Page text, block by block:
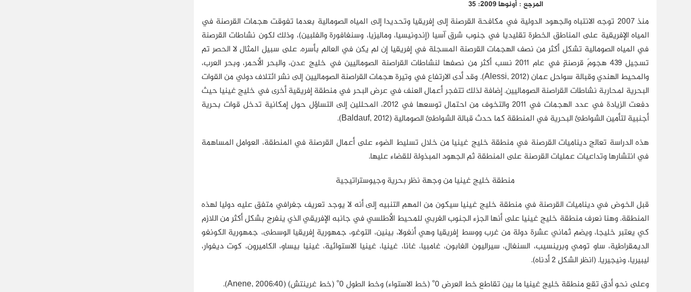
المرجع : أونوها 2009: 35
منذ 2007 توجه الانتباه والجهود الدولية في مكافحة القرصنة إلى إفريقيا وتحديدا إلى المياه الصومالية بعدما تفوقت هجمات القرصنة في
المياه الإفريقية على المناطق الخطرة تقليديا في جنوب شرق آسيا (إندونيسيا، وماليزيا، وسنغافورة والفلبين)، وذلك لكون نشاطات القرصنة
في المياه الصومالية تشكل أكثر من نصف الهجمات القرصنة المسجلة في إفريقيا إن لم يكن في العالم بأسره. على سبيل المثال لا الحصر تم
تسجيل 439 هجومَ قرصنةٍ في عام 2011 نسب أكثر من نصفها لنشاطات القراصنة الصوماليين في خليج عدن، والبحر الأحمر، وبحر العرب،
والمحيط الهندي وقبالة سواحل عمان (Alessi, 2012). وقد أدى الارتفاع في وتيرة هجمات القراصنة الصوماليين إلى نشر ائتلاف دولي من القوات
البحرية لمحاربة نشاطات القراصنة الصوماليين. إضافة لذلك تتفجر أعمال العنف في عرض البحر في منطقة إفريقية أخرى في خليج غينيا حيث
دفعت الزيادة في عدد الهجمات في 2011 والتخوف من احتمال توسعها في 2012، المحللين إلى التساؤل حول إمكانية تدخل قوات بحرية
أجنبية لتأمين الشواطئ البحرية في المنطقة كما حدث قبالة الشواطئ الصومالية (Baldauf, 2012).
هذه الدراسة تعالج ديناميات القرصنة في منطقة خليج غينيا من خلال تسليط الضوء على أعمال القرصنة في المنطقة، العوامل المساهمة
في انتشارها وتداعيات عمليات القرصنة على المنطقة ثم الجهود المبذولة للقضاء عليها.
منطقة خليج غينيا من وجهة نظر بحرية وجيوستراتيجية
قبل الخوض في ديناميات القرصنة في منطقة خليج غينيا سيكون من المهم التنبيه إلى أنه لا يوجد تعريف جغرافي متفق عليه دوليا لهذه
المنطقة. وهنا نعرف منطقة خليج غينيا على أنها الجزء الجنوب الغربي للمحيط الأطلسي في جانبه الإفريقي الذي ينفرج بشكل أكثر من اللازم
كي يعتبر خليجا، ويضم ثماني عشرة دولة من غرب ووسط إفريقيا وهي أنغولا، بينين، التوغو، جمهورية إفريقيا الوسطى، جمهورية الكونغو
الديمقراطية، ساو تومي وبرينسيب، السنغال، سيراليون الغابون، غامبيا، غانا، غينيا، غينيا الاستوائية، غينيا بيساو، الكاميرون، كوت ديفوار،
ليبيريا، ونيجيريا. (انظر الشكل 2 أدناه).
وعلى نحو أدق تقع منطقة خليج غينيا ما بين تقاطع خط العرض 0° (خط الاستواء) وخط الطول 0° (خط غرينتش) (Anene, 2006:40).